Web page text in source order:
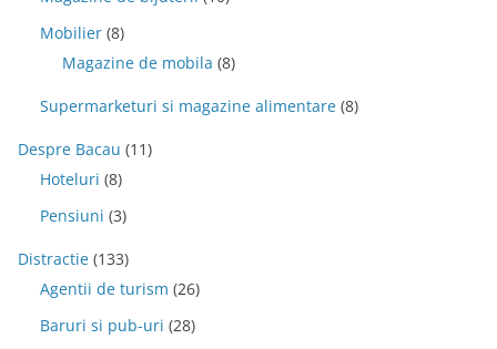
Mobilier (8)
Magazine de mobila (8)
Supermarketuri si magazine alimentare (8)
Despre Bacau (11)
Hoteluri (8)
Pensiuni (3)
Distractie (133)
Agentii de turism (26)
Baruri si pub-uri (28)